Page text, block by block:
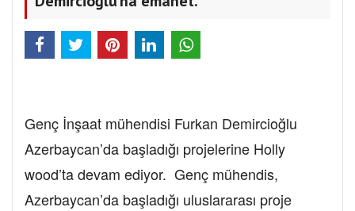
Genç İnşaat mühendisi Furkan Demircioğlu
Azerbaycan’da başladığı projelerine Holly
wood’ta devam ediyor. Genç mühendis,
Azerbaycan’da başladığı uluslararası proje